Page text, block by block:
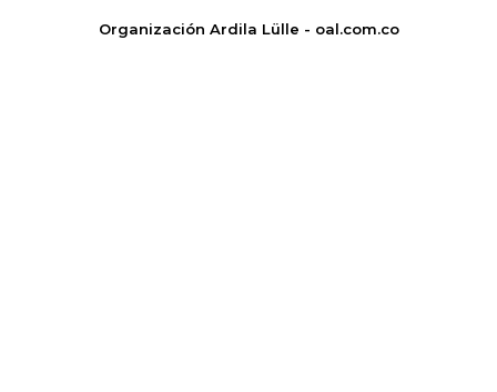
Organización Ardila Lülle - oal.com.co